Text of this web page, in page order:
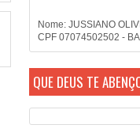
Nome: JUSSIANO
CPF 07074502502 -
QUE DEUS TE